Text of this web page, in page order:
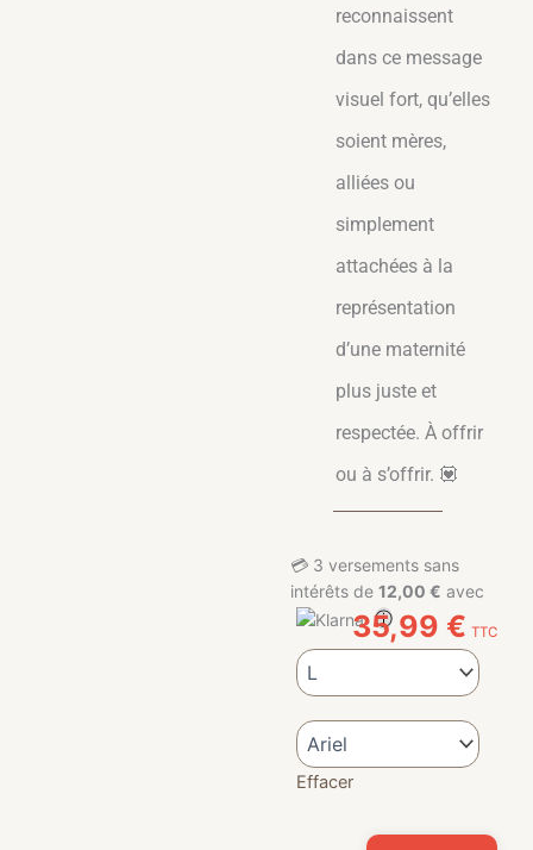
reconnaissent
dans ce message
visuel fort, qu’elles
soient mères,
alliées ou
simplement
attachées à la
représentation
d’une maternité
plus juste et
respectée. À offrir
ou à s’offrir. 💟
💳 3 versements sans
intérêts de 12,00 € avec
ⓘ
35,99 € TTC
Effacer
quantité de T-shirt Héroïnes